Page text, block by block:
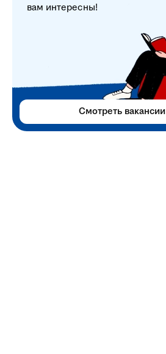
вам интересны!
Смотреть вакансии